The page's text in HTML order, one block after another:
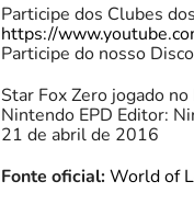
Participe dos Clubes
https://
Participe do nosso
Star Fox Zero jogado
Nintendo EPD Editor:
21 de abril de 2016
Fonte oficial:World of